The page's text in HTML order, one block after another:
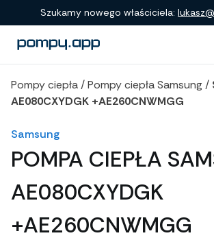
Porównanie produktów
Szukamy nowego właściciela:
Pompy ciepła /Pompy ciepła Samsung /
AE080CXYDGK +AE260CNWMGG
Samsung
POMPA CIEPŁA
AE080CXYDGK
+AE260CNWMGG